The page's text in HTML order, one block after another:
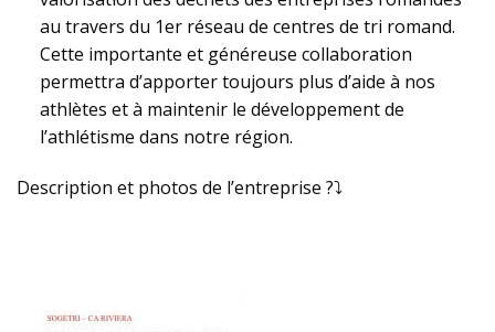
au travers du 1er réseau de centres de tri romand.
Cette importante et généreuse collaboration
permettra d’apporter toujours plus d’aide à nos
athlètes et à maintenir le développement de
l’athlétisme dans notre région.
Description et photos de l’entreprise ?⤵